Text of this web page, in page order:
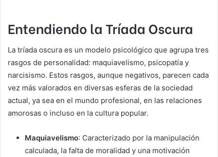
Entendiendo la Tríada Oscura
La tríada oscura es un modelo psicológico que agrupa tres
rasgos de personalidad: maquiavelismo, psicopatía y
narcisismo. Estos rasgos, aunque negativos, parecen cada
vez más valorados en diversas esferas de la sociedad
actual, ya sea en el mundo profesional, en las relaciones
amorosas o incluso en la cultura popular.
Maquiavelismo: Caracterizado por la manipulación
calculada, la falta de moralidad y una motivación